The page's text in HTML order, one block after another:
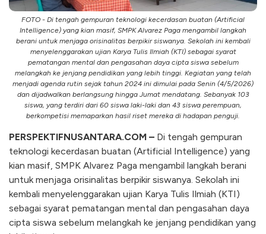
FOTO - Di tengah gempuran teknologi kecerdasan buatan (Artificial
Intelligence) yang kian masif, SMPK Alvarez Paga mengambil langkah
berani untuk menjaga orisinalitas berpikir siswanya. Sekolah ini kembali
menyelenggarakan ujian Karya Tulis Ilmiah (KTI) sebagai syarat
pematangan mental dan pengasahan daya cipta siswa sebelum
melangkah ke jenjang pendidikan yang lebih tinggi. ​Kegiatan yang telah
menjadi agenda rutin sejak tahun 2024 ini dimulai pada Senin (4/5/2026)
dan dijadwalkan berlangsung hingga Jumat mendatang. Sebanyak 103
siswa, yang terdiri dari 60 siswa laki-laki dan 43 siswa perempuan,
berkompetisi memaparkan hasil riset mereka di hadapan penguji.
PERSPEKTIFNUSANTARA.COM – Di tengah gempuran
teknologi kecerdasan buatan (Artificial Intelligence) yang
kian masif, SMPK Alvarez Paga mengambil langkah berani
untuk menjaga orisinalitas berpikir siswanya. Sekolah ini
kembali menyelenggarakan ujian Karya Tulis Ilmiah (KTI)
sebagai syarat pematangan mental dan pengasahan daya
cipta siswa sebelum melangkah ke jenjang pendidikan yang